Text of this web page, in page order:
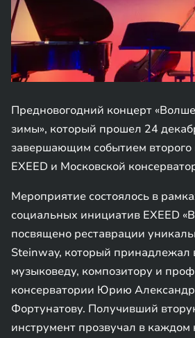
Предновогодний концерт
зимы», который прошел 24
завершающим событием второго
EXEED и Московской
Мероприятие состоялось в
социальных инициатив EXEED
посвящено реставрации
Steinway, который
музыковеду, композитору и
консерватории Юрию
Фортунатову. Получивший
инструмент прозвучал в